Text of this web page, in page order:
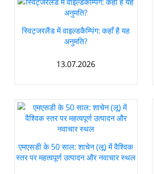
स्विट्जरलैंड में वाइल्डकैम्पिंग: कहाँ है यह
अनुमति?
13.07.2026
एमएसडी के 50 साल: शाचेन (लू) में वैश्विक
स्तर पर महत्वपूर्ण उत्पादन और नवाचार स्थल